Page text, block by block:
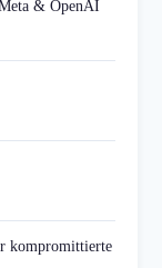
& OpenAI
kompromittierte